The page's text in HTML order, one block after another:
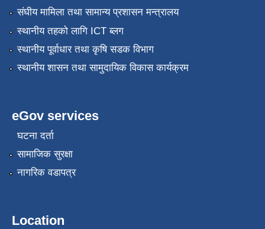
संघीय मामिला तथा सामान्य प्रशासन मन्त्रालय
स्थानीय तहको लागि ICT ब्लग
स्थानीय पूर्वाधार तथा कृषि सडक विभाग
स्थानीय शासन तथा सामुदायिक विकास कार्यक्रम
eGov services
घटना दर्ता
सामाजिक सुरक्षा
नागरिक वडापत्र
Location